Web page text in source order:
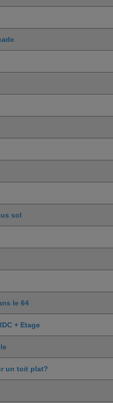
sol
le 64
+ Etage
un toit plat?